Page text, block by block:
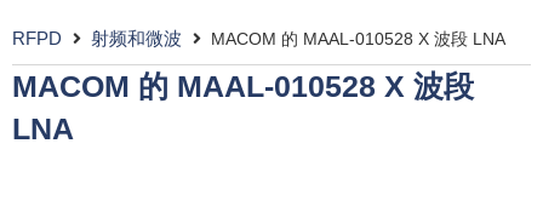
RFPD 射频和微波 MACOM 的 MAAL-010528 X 波段 LNA
MACOM 的 MAAL-010528 X 波段
LNA